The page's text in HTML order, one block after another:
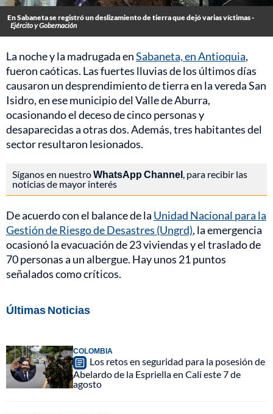
En Sabaneta se registró un deslizamiento de tierra que dejó varias víctimas -
Ejército y Gobernación
La noche y la madrugada enSabaneta, en Antioquia,
fueron caóticas. Las fuertes lluvias de los últimos días
causaron un desprendimiento de tierra en la vereda San
Isidro, en ese municipio del Valle de Aburra,
ocasionando el deceso de cinco personas y
desaparecidas a otras dos. Además, tres habitantes del
sector resultaron lesionados.
Síganos en nuestroWhatsApp Channel, para recibir las
noticias de mayor interés
De acuerdo con el balance de la Unidad Nacional para la
Gestión de Riesgo de Desastres (Ungrd), la emergencia
ocasionó la evacuación de 23 viviendas y el traslado de
70 personas a un albergue. Hay unos 21 puntos
señalados como críticos.
Últimas Noticias
COLOMBIA
Los retos en seguridad para la posesión de
Abelardo de la Espriella en Cali este 7 de
agosto